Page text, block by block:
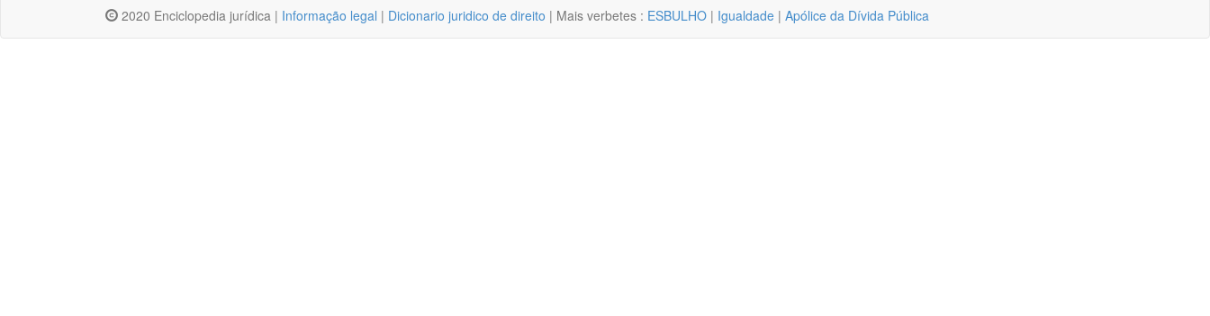
2020 Enciclopedia jurídica | Informação legal | Dicionario juridico de direito | Mais verbetes : ESBULHO | Igualdade | Apólice da Dívida Pública